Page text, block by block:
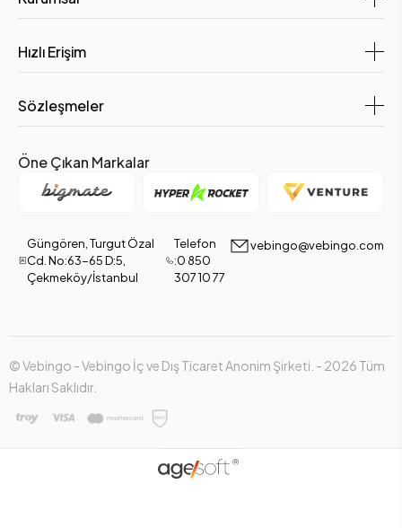
Hızlı Erişim
Sözleşmeler
Öne Çıkan Markalar
Güngören, Turgut Özal
Cd. No:63-65 D:5,
Çekmeköy/İstanbul
Telefon
:0 850
307 10 77
vebingo@vebingo.com
© Vebingo - Vebingo İç ve Dış Ticaret Anonim Şirketi. - 2026 Tüm
Hakları Saklıdır.